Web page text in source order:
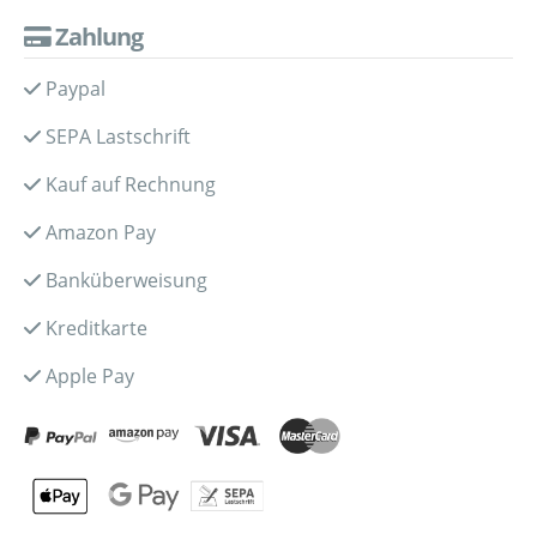
Zahlung
Paypal
SEPA Lastschrift
Kauf auf Rechnung
Amazon Pay
Banküberweisung
Kreditkarte
Apple Pay